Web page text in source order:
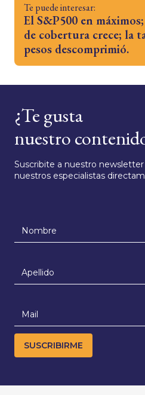
Te puede interesar:
El S&P500 en
de cobertura crece; la
pesos descomprimió.
¿Te gusta
nuestro
Suscribite a nuestro newsletter
nuestros especialistas